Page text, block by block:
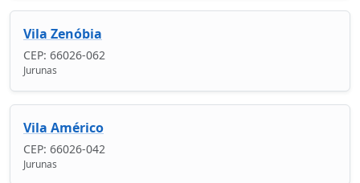
Vila Zenóbia
CEP: 66026-062
Jurunas
Vila Américo
CEP: 66026-042
Jurunas